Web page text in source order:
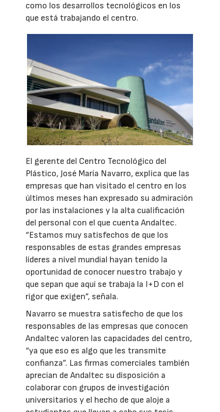
como los desarrollos tecnológicos en los
que está trabajando el centro.
El gerente del Centro Tecnológico del
Plástico, José María Navarro, explica que las
empresas que han visitado el centro en los
últimos meses han expresado su admiración
por las instalaciones y la alta cualificación
del personal con el que cuenta Andaltec.
“Estamos muy satisfechos de que los
responsables de estas grandes empresas
líderes a nivel mundial hayan tenido la
oportunidad de conocer nuestro trabajo y
que sepan que aquí se trabaja la I+D con el
rigor que exigen”, señala.
Navarro se muestra satisfecho de que los
responsables de las empresas que conocen
Andaltec valoren las capacidades del centro,
“ya que eso es algo que les transmite
confianza”. Las firmas comerciales también
aprecian de Andaltec su disposición a
colaborar con grupos de investigación
universitarios y el hecho de que aloje a